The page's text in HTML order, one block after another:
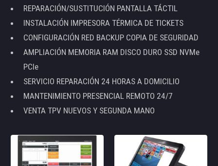
REPARACIÓN/SUSTITUCIÓN PANTALLA TÁCTIL
INSTALACIÓN IMPRESORA TÉRMICA DE TICKETS
CONFIGURACIÓN RED BACKUP COPIA DE SEGURIDAD
AMPLIACIÓN MEMORIA RAM DISCO DURO SSD NVMe
PCIe
SERVICIO REPARACIÓN 24 HORAS A DOMICILIO
MANTENIMIENTO PRESENCIAL REMOTO 24/7
VENTA TPV NUEVOS Y SEGUNDA MANO